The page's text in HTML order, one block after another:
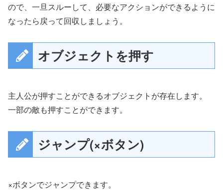
ので、一旦スルーして、必要なアクションができるように
なったら戻って回収しましょう。
オブジェクトを押す
主人公が押すことができるオブジェクトが存在します。
一部の敵も押すことができます。
ジャンプ(×ボタン)
×ボタンでジャンプできます。